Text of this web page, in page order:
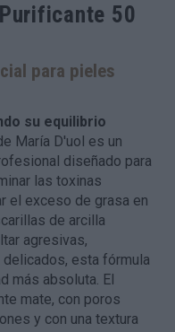
50
para pieles
su equilibrio
María D'uol es un
diseñado para
las toxinas
el exceso de grasa en
de arcilla
agresivas,
esta fórmula
más absoluta. El
mate, con poros
y con una textura